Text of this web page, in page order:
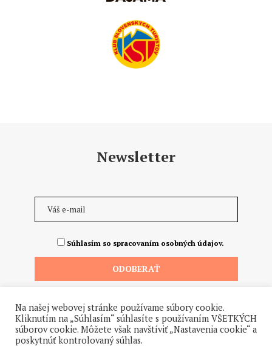
Newsletter
Súhlasím so spracovaním osobných údajov.
Na našej webovej stránke používame súbory cookie.
Kliknutím na „Súhlasím“ súhlasíte s používaním VŠETKÝCH
súborov cookie. Môžete však navštíviť „Nastavenia cookie“ a
poskytnúť kontrolovaný súhlas.